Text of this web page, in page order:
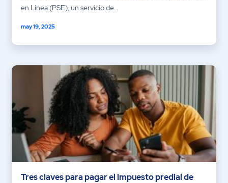
en Línea (PSE), un servicio de...
may 19, 2025
Tres claves para pagar el impuesto predial de